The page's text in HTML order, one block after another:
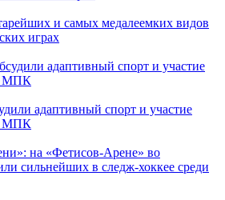
и самых медалеемких видов
играх
адаптивный спорт и участие
МПК